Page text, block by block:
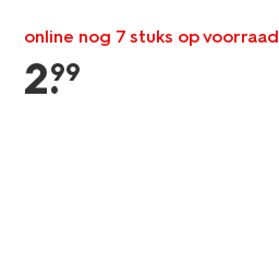
online nog 7 stuks op voorraad
2.
99